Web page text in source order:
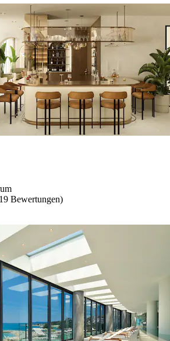
Bewertungen)